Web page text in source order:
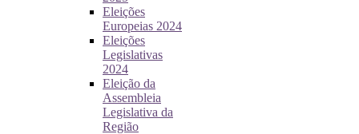
Eleições
Europeias 2024
Eleições
Legislativas
2024
Eleição da
Assembleia
Legislativa da
Região